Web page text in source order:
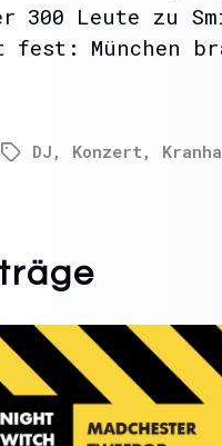
300 Leute zu
fest: München
DJ , Konzert ,